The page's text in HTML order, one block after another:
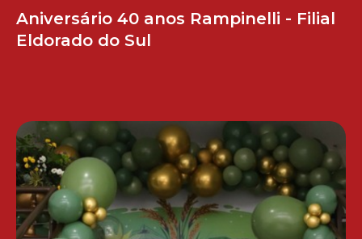
Aniversário 40 anos Rampinelli - Filial
Eldorado do Sul